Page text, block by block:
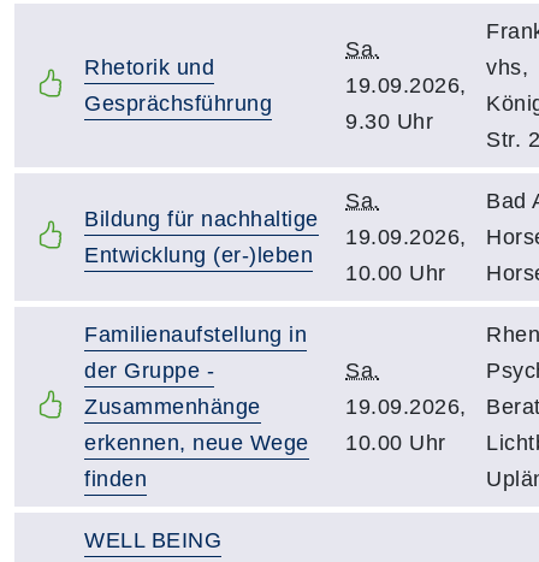
Rhetorik und
Gesprächsführung
Sa.
19.09.2026,
9.30 Uhr
vhs,
Str.
Bildung für nachhaltige
Entwicklung (er-)leben
Sa.
19.09.2026,
10.00 Uhr
Bad
Familienaufstellung in
der Gruppe -
Zusammenhänge
erkennen, neue Wege
finden
Sa.
19.09.2026,
10.00 Uhr
WELL BEING